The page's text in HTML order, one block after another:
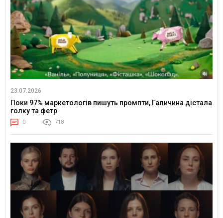
23.07.2026
Поки 97% маркетологів пишуть промпти, Галичина дістала
голку та фетр
0 718